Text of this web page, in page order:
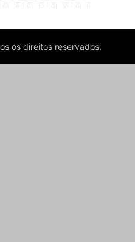
os direitos reservados.